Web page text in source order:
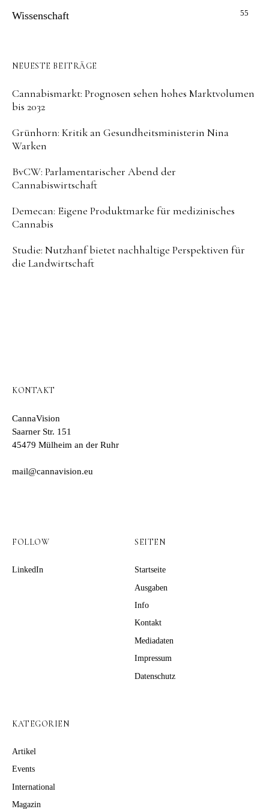
Wissenschaft 55
NEUESTE BEITRÄGE
Cannabismarkt: Prognosen sehen hohes Marktvolumen
bis 2032
Grünhorn: Kritik an Gesundheitsministerin Nina
Warken
BvCW: Parlamentarischer Abend der
Cannabiswirtschaft
Demecan: Eigene Produktmarke für medizinisches
Cannabis
Studie: Nutzhanf bietet nachhaltige Perspektiven für
die Landwirtschaft
KONTAKT
CannaVision
Saarner Str. 151
45479 Mülheim an der Ruhr
mail@cannavision.eu
FOLLOW
LinkedIn
SEITEN
Startseite
Ausgaben
Info
Kontakt
Mediadaten
Impressum
Datenschutz
KATEGORIEN
Artikel
Events
International
Magazin